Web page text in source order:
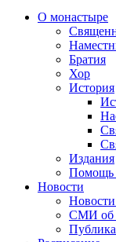
О монастыре
Братия
Хор
История
Издания
Помощь
Новости
СМИ об